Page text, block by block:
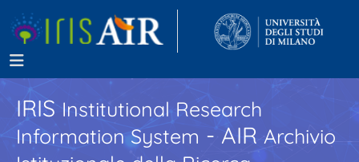
IRISInstitutional Research
Information System - AIR Archivio